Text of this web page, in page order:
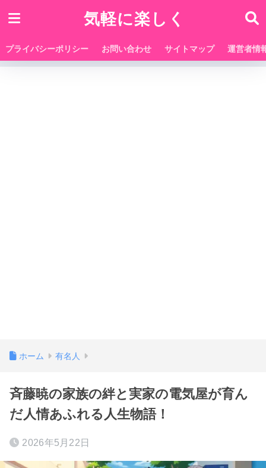
気軽に楽しく
プライバシーポリシー お問い合わせ サイトマップ 運営者情
ホーム 有名人
斉藤暁の家族の絆と実家の電気屋が育ん
だ人情あふれる人生物語！
2026年5月22日